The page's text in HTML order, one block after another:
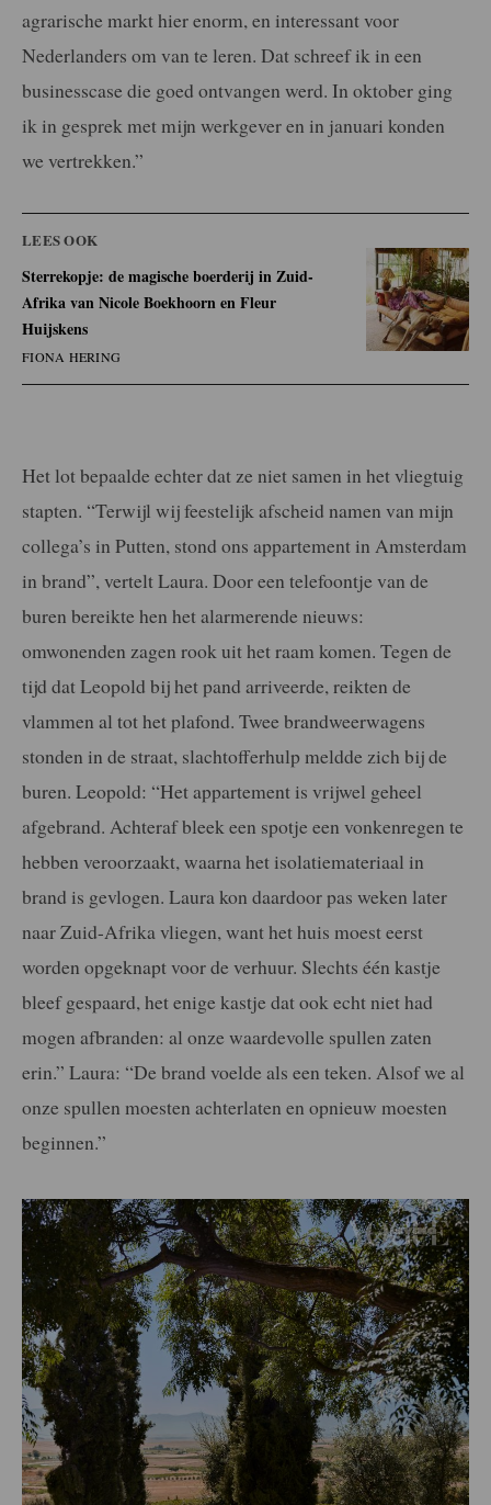
agrarische markt hier enorm, en interessant voor
Nederlanders om van te leren. Dat schreef ik in een
businesscase die goed ontvangen werd. In oktober ging
ik in gesprek met mijn werkgever en in januari konden
we vertrekken.”
LEES OOK
Sterrekopje: de magische boerderij in Zuid-
Afrika van Nicole Boekhoorn en Fleur
Huijskens
FIONA HERING
Het lot bepaalde echter dat ze niet samen in het vliegtuig
stapten. “Terwijl wij feestelijk afscheid namen van mijn
collega’s in Putten, stond ons appartement in Amsterdam
in brand”, vertelt Laura. Door een telefoontje van de
buren bereikte hen het alarmerende nieuws:
omwonenden zagen rook uit het raam komen. Tegen de
tijd dat Leopold bij het pand arriveerde, reikten de
vlammen al tot het plafond. Twee brandweerwagens
stonden in de straat, slachtofferhulp meldde zich bij de
buren. Leopold: “Het appartement is vrijwel geheel
afgebrand. Achteraf bleek een spotje een vonkenregen te
hebben veroorzaakt, waarna het isolatiemateriaal in
brand is gevlogen. Laura kon daardoor pas weken later
naar Zuid-Afrika vliegen, want het huis moest eerst
worden opgeknapt voor de verhuur. Slechts één kastje
bleef gespaard, het enige kastje dat ook echt niet had
mogen afbranden: al onze waardevolle spullen zaten
erin.” Laura: “De brand voelde als een teken. Alsof we al
onze spullen moesten achterlaten en opnieuw moesten
beginnen.”